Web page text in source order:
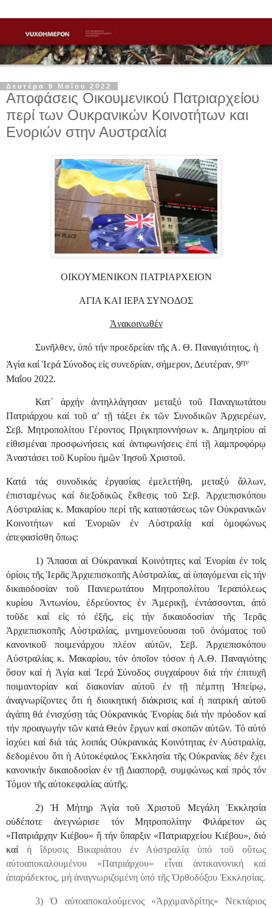
Δευτέρα 9 Μαΐου 2022
Αποφάσεις Οικουμενικού Πατριαρχείου
περί των Ουκρανικών Κοινοτήτων και
Ενοριών στην Αυστραλία
ΟΙΚΟΥΜΕΝΙΚΟΝ ΠΑΤΡΙΑΡΧΕΙΟΝ
ΑΓΙΑ ΚΑΙ ΙΕΡΑ ΣΥΝΟΔΟΣ
Ἀνακοινωθέν
Συνῆλθεν, ὑπό τήν προεδρείαν τῆς Α. Θ. Παναγιότητος, ἡ
Ἁγία καί Ἱερά Σύνοδος εἰς συνεδρίαν, σήμερον, Δευτέραν, 9ην
Μαΐου 2022.
Κατ᾿ ἀρχήν ἀντηλλάγησαν μεταξύ τοῦ Παναγιωτάτου
Πατριάρχου καί τοῦ α’ τῇ τάξει ἐκ τῶν Συνοδικῶν Ἀρχιερέων,
Σεβ. Μητροπολίτου Γέροντος Πριγκηποννήσων κ. Δημητρίου αἱ
εἰθισμέναι προσφωνήσεις καί ἀντιφωνήσεις ἐπί τῇ λαμπροφόρῳ
Ἀναστάσει τοῦ Κυρίου ἡμῶν Ἰησοῦ Χριστοῦ.
Κατά τάς συνοδικάς ἐργασίας ἐμελετήθη, μεταξύ ἄλλων,
ἐπισταμένως καί διεξοδικῶς ἔκθεσις τοῦ Σεβ. Ἀρχιεπισκόπου
Αὐστραλίας κ. Μακαρίου περί τῆς καταστάσεως τῶν Οὐκρανικῶν
Κοινοτήτων καί Ἐνοριῶν ἐν Αὐστραλίᾳ καί ὁμοφώνως
ἀπεφασίσθη ὅπως:
1) Ἅπασαι αἱ Οὐκρανικαί Κοινότητες καί Ἐνορίαι ἐν τοῖς
ὁρίοις τῆς Ἱερᾶς Ἀρχιεπισκοπῆς Αὐστραλίας, αἱ ὑπαγόμεναι εἰς τήν
δικαιοδοσίαν τοῦ Πανιερωτάτου Μητροπολίτου Ἱεραπόλεως
κυρίου Ἀντωνίου, ἑδρεύοντος ἐν Ἀμερικῇ, ἐντάσσονται, ἀπό
τοῦδε καί εἰς τό ἐξῆς, εἰς τήν δικαιοδοσίαν τῆς Ἱερᾶς
Ἀρχιεπισκοπῆς Αὐστραλίας, μνημονεύουσαι τοῦ ὀνόματος τοῦ
κανονικοῦ ποιμενάρχου πλέον αὐτῶν, Σεβ. Ἀρχιεπισκόπου
Αὐστραλίας κ. Μακαρίου, τόν ὁποῖον τόσον ἡ Α.Θ. Παναγιότης
ὅσον καί ἡ Ἁγία καί Ἱερά Σύνοδος συγχαίρουν διά τήν ἐπιτυχῆ
ποιμαντορίαν καί διακονίαν αὐτοῦ ἐν τῇ πέμπτῃ Ἠπείρῳ,
ἀναγνωρίζοντες ὅτι ἡ διοικητική διάκρισις καί ἡ πατρική αὐτοῦ
ἀγάπη θά ἐνισχύσῃ τάς Οὐκρανικάς Ἐνορίας διά τήν πρόοδον καί
τήν προαγωγήν τῶν κατά Θεόν ἔργων καί σκοπῶν αὐτῶν. Τό αὐτό
ἰσχύει καί διά τάς λοιπάς Οὐκρανικάς Κοινότητας ἐν Αὐστραλίᾳ,
δεδομένου ὅτι ἡ Αὐτοκέφαλος Ἐκκλησία τῆς Οὐκρανίας δέν ἔχει
κανονικήν δικαιοδοσίαν ἐν τῇ Διασπορᾷ, συμφώνως καί πρός τόν
Τόμον τῆς αὐτοκεφαλίας αὐτῆς.
2) Ἡ Μήτηρ Ἁγία τοῦ Χριστοῦ Μεγάλη Ἐκκλησία
οὐδέποτε ἀνεγνώρισε τόν Μητροπολίτην Φιλάρετον ὡς
«Πατριάρχην Κιέβου» ἤ τήν ὕπαρξιν «Πατριαρχείου Κιέβου», διό
καί ἡ ἵδρυσις Βικαριάτου ἐν Αὐστραλίᾳ ὑπό τοῦ οὕτως
αὐτοαποκαλουμένου «Πατριάρχου» εἶναι ἀντικανονική καί
ἀπαράδεκτος, μή ἀναγνωριζομένη ὑπό τῆς Ὀρθοδόξου Ἐκκλησίας.
3) Ὁ αὐτοαποκαλούμενος «Ἀρχιμανδρίτης» Νεκτάριος